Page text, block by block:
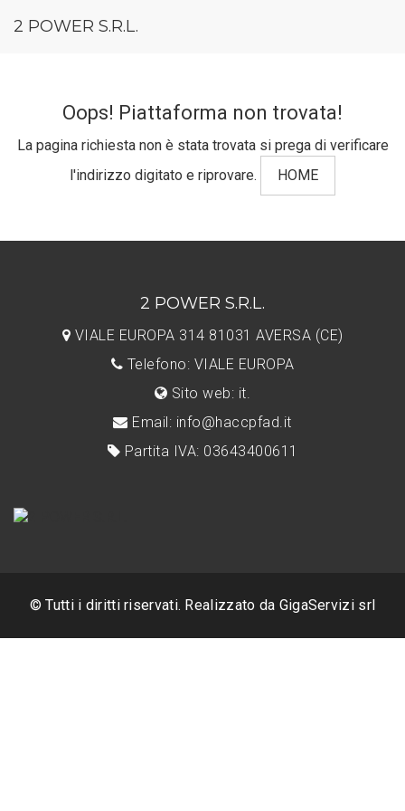
2 POWER S.R.L.
Oops! Piattaforma non trovata!
La pagina richiesta non è stata trovata si prega di verificare
l'indirizzo digitato e riprovare.
HOME
2 POWER S.R.L.
VIALE EUROPA 314 81031 AVERSA (CE)
Telefono: VIALE EUROPA
Sito web: it.
Email: info@haccpfad.it
Partita IVA: 03643400611
© Tutti i diritti riservati. Realizzato da GigaServizi srl